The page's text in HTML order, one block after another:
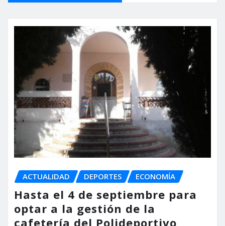
ACTUALIDAD DEPORTES ECONOMÍA
Hasta el 4 de septiembre para
optar a la gestión de la
cafetería del Polideportivo